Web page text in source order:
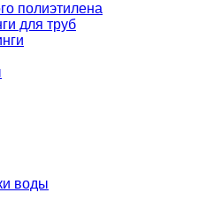
полиэтилена
для труб
воды